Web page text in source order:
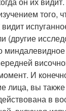
того,
видит
(другие
миндалевидное
И
лица, вы также
в